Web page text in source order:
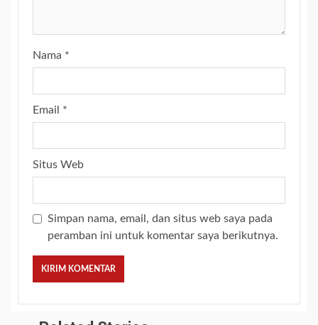
Nama *
Email *
Situs Web
Simpan nama, email, dan situs web saya pada
peramban ini untuk komentar saya berikutnya.